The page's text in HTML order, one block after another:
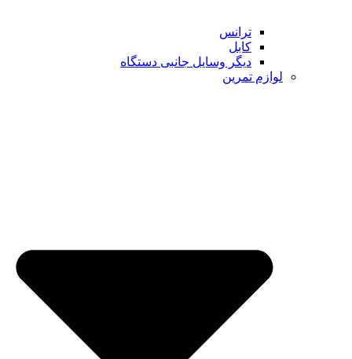
ترانس
کابل
دیگر وسایل جانبی دستگاه
لوازم تمرین